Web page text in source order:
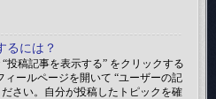
るには？
投稿記事を表示する” をクリックする
ールページを開いて “ユーザーの記
さい。自分が投稿したトピックを確